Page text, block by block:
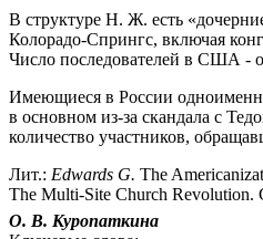
В структуре Н. Ж. есть
Колорадо-Спрингс, включая
Число последователей в США -
Имеющиеся в России
в основном из-за скандала с
количество участников,
Лит.: Edwards G. The
The Multi-Site Church Revolution.
О. В. Куропаткина